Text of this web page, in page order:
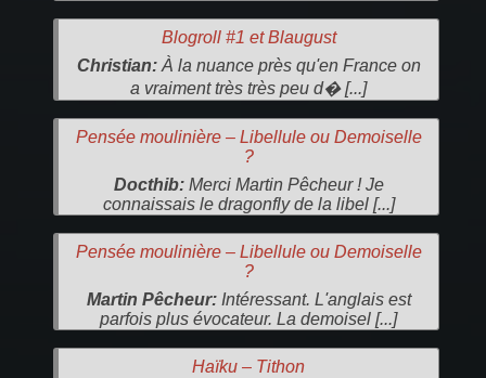
Blogroll #1 et Blaugust
Christian:À la nuance près qu'en France on
a vraiment très très peu d� [...]
Pensée moulinière – Libellule ou Demoiselle
?
Docthib:Merci Martin Pêcheur ! Je
connaissais le dragonfly de la libel [...]
Pensée moulinière – Libellule ou Demoiselle
?
Martin Pêcheur:Intéressant. L'anglais est
parfois plus évocateur. La demoisel [...]
Haïku – Tithon